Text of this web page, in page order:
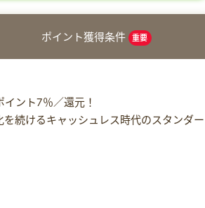
ポイント獲得条件 重要
ント7％／還元！
続けるキャッシュレス時代のスタンダー